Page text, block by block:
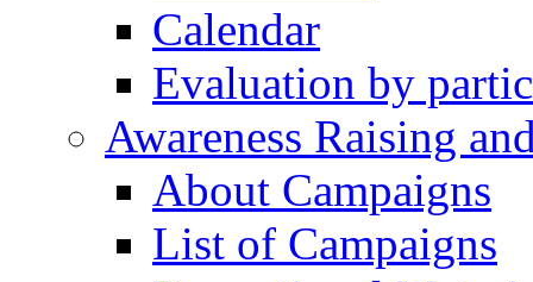
Calendar
Evaluation by
Awareness Raising
About Campaigns
List of Campaigns